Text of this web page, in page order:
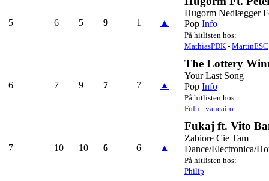
5 6 5 9 1 ▲
Hugorm Nedlægger
Pop Info
På hitlisten hos:
MathiasPDK - MartinESC
6 7 9 7 7 ▲
The Lottery
Your Last Song
Pop Info
På hitlisten hos:
Fofu - vancairo
7 10 10 6 6 ▲
Fukaj ft. Vito
Zabiore Cie Tam
Dance/Electronica/
På hitlisten hos:
Philip